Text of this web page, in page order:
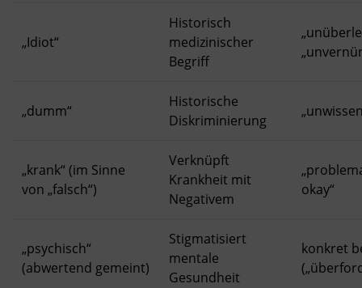
„Idiot“
Historisch
medizinischer
Begriff
„dumm“
Historische
Diskriminierung
„krank“ (im Sinne
von „falsch“)
Verknüpft
Krankheit mit
Negativem
okay“
„psychisch“
(abwertend gemeint)
Stigmatisiert
mentale
Gesundheit
konkret